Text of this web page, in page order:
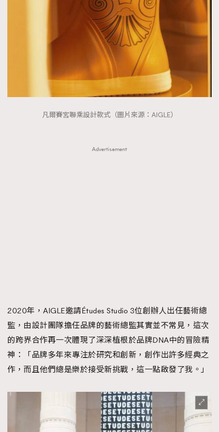
凡爾賽宮聯乘設計款式（圖片來源：AIGLE）
Advertisement
2020年，AIGLE邀請Études Studio 3位創辦人出任藝術總
監，由設計團隊擔任品牌的藝術總監其實並不常見，這次
的跨界合作再一次體現了深深植根於品牌DNA中的冒險精
神：「品牌多年來專注於研究和創新，創作出許多經典之
作，而且他們總是樂於接受新挑戰，這一點啟發了我。」